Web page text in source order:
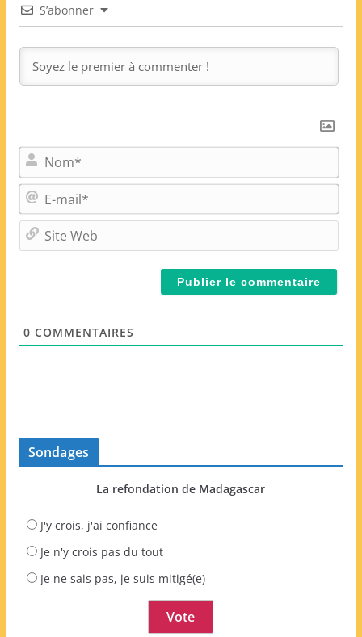
S’abonner
o
m
*
E
-
m
i
0 COMMENTAIRES
Sondages
La refondation de Madagascar
J'y crois, j'ai confiance
Je n'y crois pas du tout
Je ne sais pas, je suis mitigé(e)